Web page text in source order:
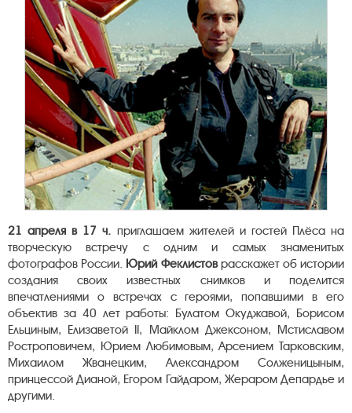
21 апреля в 17 ч. приглашаем жителей и гостей Плёса на
творческую встречу с одним и самых знаменитых
фотографов России. Юрий Феклистоврасскажет об истории
создания своих известных снимков и поделится
впечатлениями о встречах с героями, попавшими в его
объектив за 40 лет работы: Булатом Окуджавой, Борисом
Ельциным, Елизаветой II, Майклом Джексоном, Мстиславом
Ростроповичем, Юрием Любимовым, Арсением Тарковским,
Михаилом Жванецким, Александром Солженицыным,
принцессой Дианой, Егором Гайдаром, Жераром Депардье и
другими.